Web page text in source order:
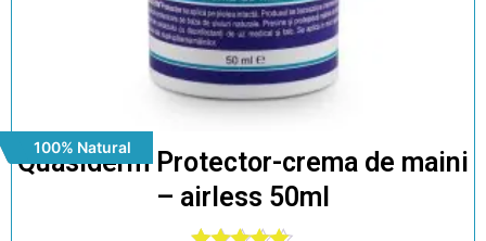
100% Natural
Quasiderm Protector-crema de maini
– airless 50ml